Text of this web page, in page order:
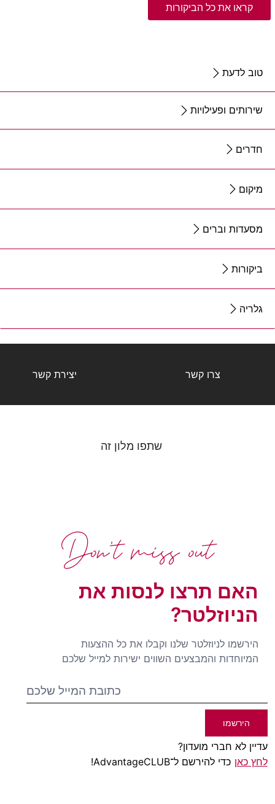
קראו את כל הביקורות
טוב לדעת
שירותים ופעילויות
חדרים
מיקום
מסעדות וברים
ביקורות
גלריה
צרו קשר יצירת קשר
שתפו מלון זה
האם תרצו לנסות את
הניוזלטר?
הירשמו לניוזלטר שלנו וקבלו את כל ההצעות
המיוחדות והמבצעים השווים ישירות למייל שלכם
הירשמו
עדיין לא חברי מועדון?
לחץ כאן כדי להירשם ל־AdvantageCLUB!
Don't miss out